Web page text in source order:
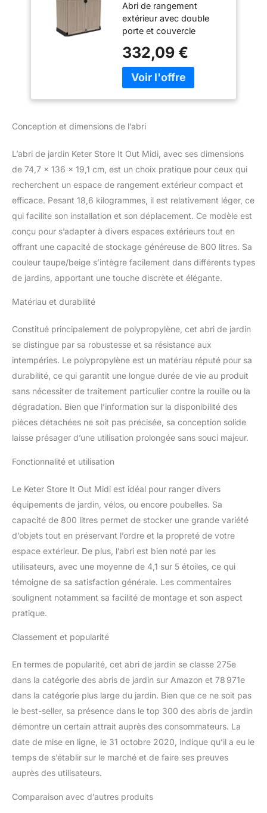
Taupe/Beige, 800
litres
Abri de rangement
extérieur avec double
porte et couvercle
Capacité : 800 l Matériau
: polypropylène injecté
Sol inclus et possibilité
système click
332,09 €
Conception et dimensions de l’abri
L’abri de jardin Keter Store It Out Midi, avec ses dimensions
de 74,7 x 136 x 19,1 cm, est un choix pratique pour ceux qui
recherchent un espace de rangement extérieur compact et
efficace. Pesant 18,6 kilogrammes, il est relativement léger, ce
qui facilite son installation et son déplacement. Ce modèle est
conçu pour s’adapter à divers espaces extérieurs tout en
offrant une capacité de stockage généreuse de 800 litres. Sa
couleur taupe/beige s’intègre facilement dans différents types
de jardins, apportant une touche discrète et élégante.
Matériau et durabilité
Constitué principalement de polypropylène, cet abri de jardin
se distingue par sa robustesse et sa résistance aux
intempéries. Le polypropylène est un matériau réputé pour sa
durabilité, ce qui garantit une longue durée de vie au produit
sans nécessiter de traitement particulier contre la rouille ou la
dégradation. Bien que l’information sur la disponibilité des
pièces détachées ne soit pas précisée, sa conception solide
laisse présager d’une utilisation prolongée sans souci majeur.
Fonctionnalité et utilisation
Le Keter Store It Out Midi est idéal pour ranger divers
équipements de jardin, vélos, ou encore poubelles. Sa
capacité de 800 litres permet de stocker une grande variété
d’objets tout en préservant l’ordre et la propreté de votre
espace extérieur. De plus, l’abri est bien noté par les
utilisateurs, avec une moyenne de 4,1 sur 5 étoiles, ce qui
témoigne de sa satisfaction générale. Les commentaires
soulignent notamment sa facilité de montage et son aspect
pratique.
Classement et popularité
En termes de popularité, cet abri de jardin se classe 275e
dans la catégorie des abris de jardin sur Amazon et 78 971e
dans la catégorie plus large du jardin. Bien que ce ne soit pas
le best-seller, sa présence dans le top 300 des abris de jardin
démontre un certain attrait auprès des consommateurs. La
date de mise en ligne, le 31 octobre 2020, indique qu’il a eu le
temps de s’établir sur le marché et de faire ses preuves
auprès des utilisateurs.
Comparaison avec d’autres produits